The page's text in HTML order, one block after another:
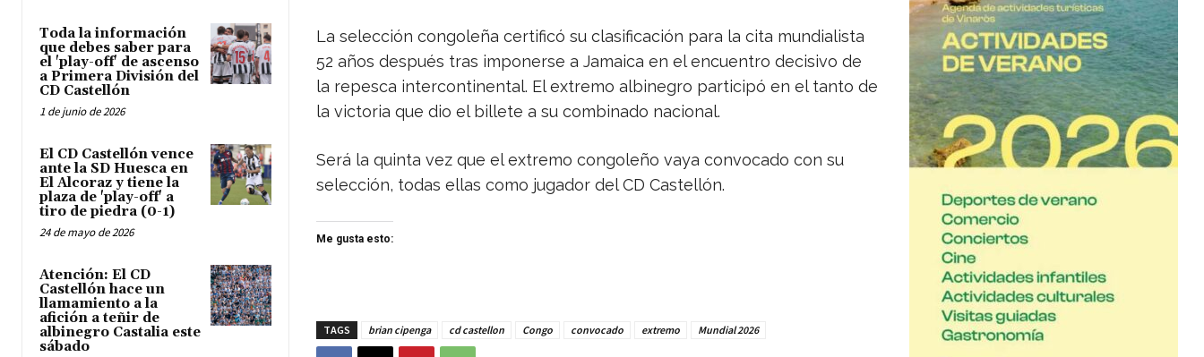
Toda la información
que debes saber para
el 'play-off' de ascenso
a Primera División del
CD Castellón
1 de junio de 2026
El CD Castellón vence
ante la SD Huesca en
El Alcoraz y tiene la
plaza de 'play-off' a
tiro de piedra (0-1)
24 de mayo de 2026
Atención: El CD
Castellón hace un
llamamiento a la
afición a teñir de
albinegro Castalia este
sábado
La selección congoleña certificó su clasificación para la cita mundialista
52 años después tras imponerse a Jamaica en el encuentro decisivo de
la repesca intercontinental. El extremo albinegro participó en el tanto de
la victoria que dio el billete a su combinado nacional.
Será la quinta vez que el extremo congoleño vaya convocado con su
selección, todas ellas como jugador del CD Castellón.
Me gusta esto:
TAGS brian cipenga cd castellon Congo convocado extremo Mundial 2026